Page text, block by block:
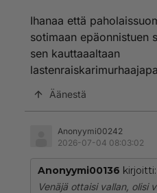
kunkku !
On meillä tyhmät
Ihanaa että
sotimaan epäonnistuen
sen kauttaaaltaan
Äänestä
Anonyymi00242
2026-07-04 08:03:02
Anonyymi00136 kirjoitti:
Venäjä ottaisi vallan, olisi